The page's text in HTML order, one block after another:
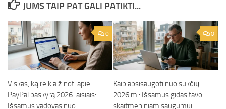
JUMS TAIP PAT GALI PATIKTI...
0
Viskas, ką reikia žinoti apie
PayPal paskyrą 2026-aisiais:
Išsamus vadovas nuo
0
Kaip apsisaugoti nuo sukčių
2026 m.: Išsamus gidas tavo
skaitmeniniam saugumui